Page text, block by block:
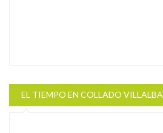
EL TIEMPO EN COLLADO VILLALBA